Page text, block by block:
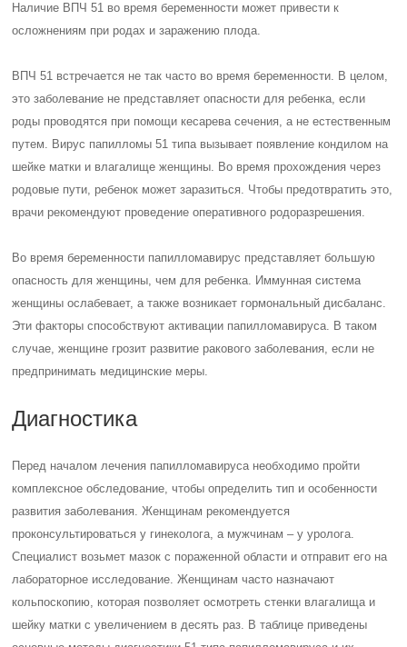
Наличие ВПЧ 51 во время беременности может привести к
осложнениям при родах и заражению плода.
ВПЧ 51 встречается не так часто во время беременности. В целом,
это заболевание не представляет опасности для ребенка, если
роды проводятся при помощи кесарева сечения, а не естественным
путем. Вирус папилломы 51 типа вызывает появление кондилом на
шейке матки и влагалище женщины. Во время прохождения через
родовые пути, ребенок может заразиться. Чтобы предотвратить это,
врачи рекомендуют проведение оперативного родоразрешения.
Во время беременности папилломавирус представляет большую
опасность для женщины, чем для ребенка. Иммунная система
женщины ослабевает, а также возникает гормональный дисбаланс.
Эти факторы способствуют активации папилломавируса. В таком
случае, женщине грозит развитие ракового заболевания, если не
предпринимать медицинские меры.
Диагностика
Перед началом лечения папилломавируса необходимо пройти
комплексное обследование, чтобы определить тип и особенности
развития заболевания. Женщинам рекомендуется
проконсультироваться у гинеколога, а мужчинам – у уролога.
Специалист возьмет мазок с пораженной области и отправит его на
лабораторное исследование. Женщинам часто назначают
кольпоскопию, которая позволяет осмотреть стенки влагалища и
шейку матки с увеличением в десять раз. В таблице приведены